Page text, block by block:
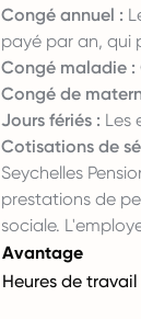
Congé annuel :
payé par an, qui
Congé maladie :
Congé de
Jours fériés : Les
Cotisations de
Seychelles
prestations de
sociale.
Avantage
Heures de travail